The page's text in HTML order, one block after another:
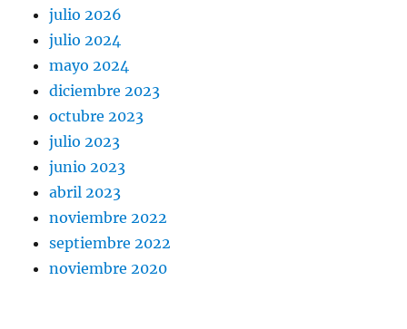
julio 2026
julio 2024
mayo 2024
diciembre 2023
octubre 2023
julio 2023
junio 2023
abril 2023
noviembre 2022
septiembre 2022
noviembre 2020